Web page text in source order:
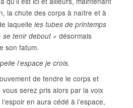
la chute des corps à naître et à
laquelleles tubes de printemps
se tenir debout » désormais
son fatum.
l’espace je crois.
de tendre le corps et
vous serez pris alors par la voix
en aura cédé à l’espace,